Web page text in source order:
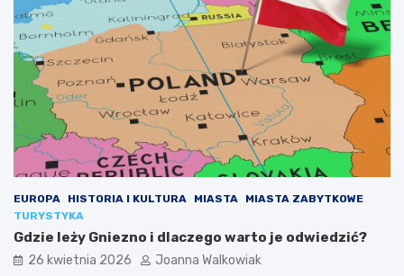
EUROPA HISTORIA I KULTURA MIASTA
MIASTA ZABYTKOWE
TURYSTYKA
Gdzie leży Gniezno i dlaczego warto je odwiedzić?
26 kwietnia 2026 Joanna Walkowiak